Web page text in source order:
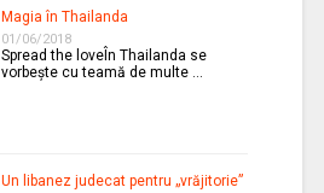
Magia în Thailanda
01/06/2018
Spread the loveÎn Thailanda se
vorbeşte cu teamă de multe …
Un libanez judecat pentru „vrăjitorie”